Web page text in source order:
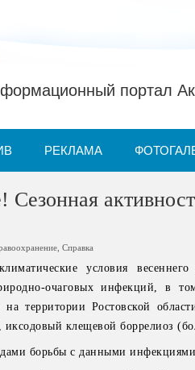
портал
РЕКЛАМА
Сезонная
,Справка
условия
очаговых инфекций, в
на территории Ростовской
клещевой боррелиоз
борьбы с данными